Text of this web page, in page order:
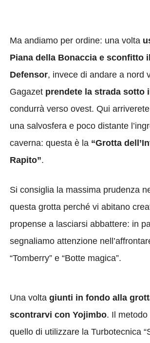
Ma andiamo per ordine: una volta
Piana della Bonaccia e sconfitto
Defensor, invece di andare a nord
Gagazet prendete la strada sotto
condurrà verso ovest. Qui
una salvosfera e poco distante
caverna: questa è la “Grotta
Rapito”.
Si consiglia la massima prudenza
questa grotta perché vi abitano
propense a lasciarsi abbattere: in
segnaliamo attenzione
“Tomberry” e “Botte magica”.
Una volta giunti in fondo alla
scontrarvi con Yojimbo. Il
quello di utilizzare la Turbotecnica